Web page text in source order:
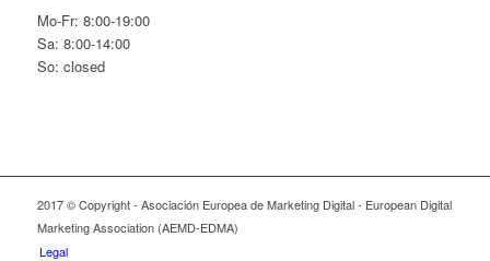
Mo-Fr: 8:00-19:00
Sa: 8:00-14:00
So: closed
2017 © Copyright - Asociación Europea de Marketing Digital - European Digital
Marketing Association (AEMD-EDMA)
Legal